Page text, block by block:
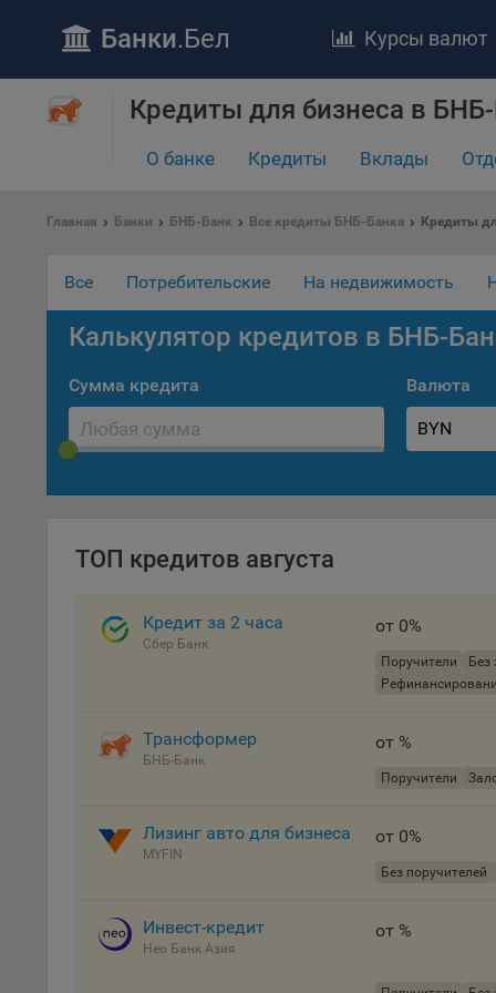
На
Банки.Бел Курсы валют
Кредиты для бизнеса в
О банке Кредиты Вклады
Главная Банки БНБ-Банк Все кредиты БНБ-Банка Кредиты
Все Потребительские На недвижимость
Калькулятор кредитов в БНБ-
Сумма кредита Валюта
BYN
ТОП кредитов августа
Кредит за 2 часа
Сбер Банк
от 0%
Поручители Без
Трансформер
БНБ-Банк
от %
Поручители
Лизинг авто для бизнеса
MYFIN
от 0%
Без поручителей
Инвест-кредит
Нео Банк Азия
от %